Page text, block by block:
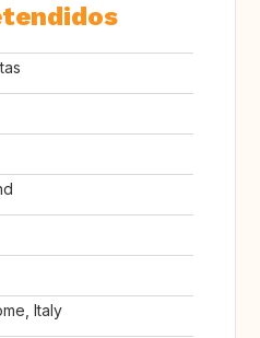
Italy